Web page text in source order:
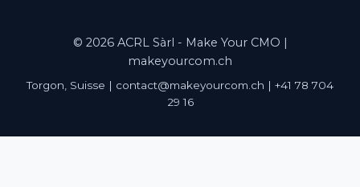
© 2026 ACRL Sàrl - Make Your CMO |
makeyourcom.ch
Torgon, Suisse | contact@makeyourcom.ch | +41 78 704
29 16